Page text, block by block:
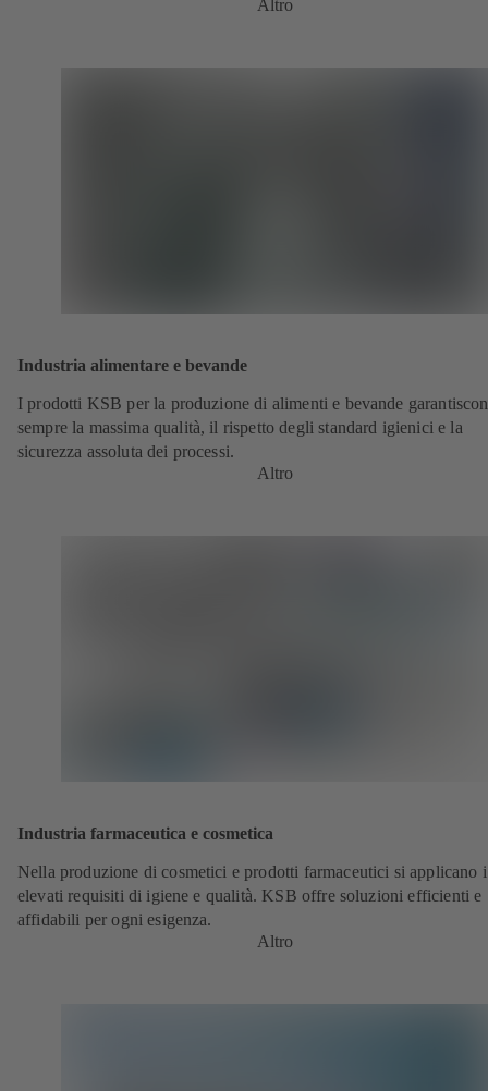
Altro
Industria alimentare e bevande
I prodotti KSB per la produzione di alimenti e bevande
sempre la massima qualità, il rispetto degli standard igienici e la
sicurezza assoluta dei processi.
Altro
Industria farmaceutica e cosmetica
Nella produzione di cosmetici e prodotti farmaceutici si applicano
elevati requisiti di igiene e qualità. KSB offre soluzioni efficienti e
affidabili per ogni esigenza.
Altro